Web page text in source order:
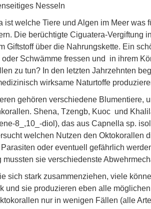
Nesseln
ist welche Tiere und Algen im Meer was
Die berüchtigte Ciguatera-Vergiftung
Giftstoff über die Nahrungskette. Ein
Schwämme fressen und in ihrem
zu tun? In den letzten Jahrzehnten
wirksame Naturtoffe
gehören verschiedene Blumentiere,
Shena, Tzengb, Kuoc und
8_,10_-diol), das aus Capnella sp.
welchen Nutzen den Oktokorallen
oder eventuell gefährlich
mussten sie verschiedenste
sich stark zusammenziehen, viele
und sie produzieren eben alle
nur in wenigen Fällen (alle